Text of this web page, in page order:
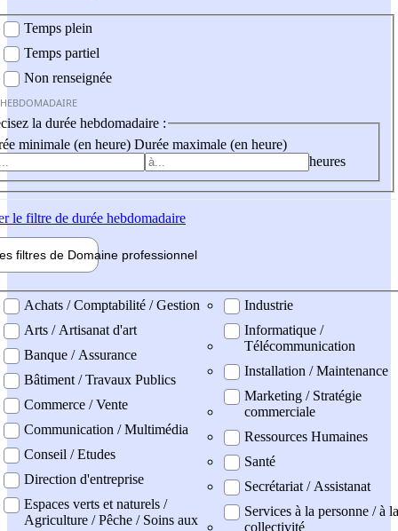
Temps plein
Temps partiel
Non renseignée
la durée hebdomadaire :
minimale (en heure) Durée maximale (en heure)
heures
le filtre de durée hebdomadaire
filtres de Domaine professionnel
professionel
Achats / Comptabilité / Gestion
Arts / Artisanat d'art
Banque / Assurance
Bâtiment / Travaux Publics
Commerce / Vente
Communication / Multimédia
Conseil / Etudes
Direction d'entreprise
Espaces verts et naturels /
Agriculture / Pêche / Soins aux
Industrie
Informatique /
Télécommunication
Installation / Maintenance
Marketing / Stratégie
commerciale
Ressources Humaines
Santé
Secrétariat / Assistanat
Services à la personne / à la
collectivité